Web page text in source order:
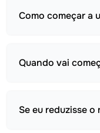
Como começar a
Quando vai
Se eu reduzisse o